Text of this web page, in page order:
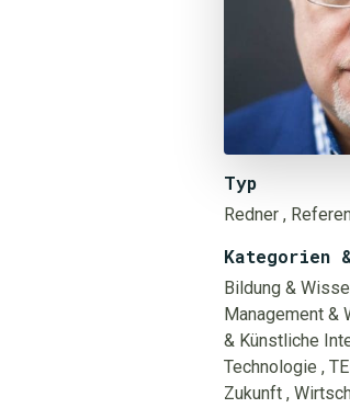
Typ
Redner ,
Kategorien
Bildung &
Management &
& Künstliche
Technologie ,
Zukunft ,